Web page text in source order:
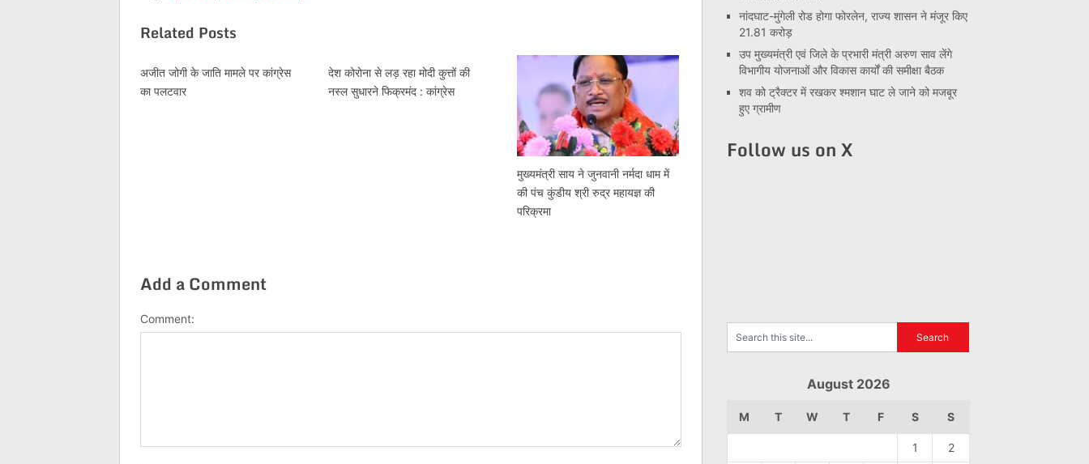
Related Posts
अजीत जोगी के जाति मामले पर कांग्रेस
का पलटवार
देश कोरोना से लड़ रहा मोदी कुत्तों की
नस्ल सुधारने फिक्रमंद : कांग्रेस
मुख्यमंत्री साय ने जुनवानी नर्मदा धाम में
की पंच कुंडीय श्री रुद्र महायज्ञ की
परिक्रमा
Add a Comment
Comment:
नांदघाट-मुंगेली रोड होगा फोरलेन, राज्य शासन ने मंजूर किए
21.81 करोड़
उप मुख्यमंत्री एवं जिले के प्रभारी मंत्री अरुण साव लेंगे
विभागीय योजनाओं और विकास कार्यों की समीक्षा बैठक
शव को ट्रैक्टर में रखकर श्मशान घाट ले जाने को मजबूर
हुए ग्रामीण
Follow us on X
August 2026
M T W T F S S
1 2